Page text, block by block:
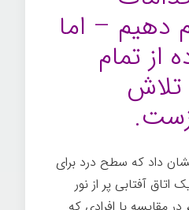
دهیم – اما
از تمام
تلاش
مطالعه در ۲۰۰۵ نشان داد که سطح درد برای
اتاق آفتابی پر از نور